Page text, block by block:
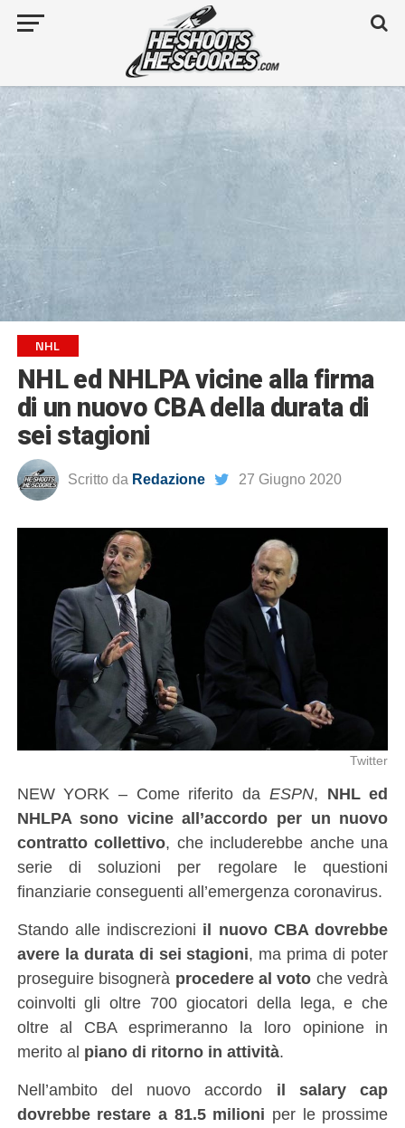
NHL
NHL ed NHLPA vicine alla firma
di un nuovo CBA della durata di
sei stagioni
Scritto da Redazione 27 Giugno 2020
Twitter
NEW YORK – Come riferito da ESPN, NHL ed
NHLPA sono vicine all’accordo per un nuovo
contratto collettivo, che includerebbe anche una
serie di soluzioni per regolare le questioni
finanziarie conseguenti all’emergenza coronavirus.
Stando alle indiscrezioni il nuovo CBA dovrebbe
avere la durata di sei stagioni, ma prima di poter
proseguire bisognerà procedere al voto che vedrà
coinvolti gli oltre 700 giocatori della lega, e che
oltre al CBA esprimeranno la loro opinione in
merito al piano di ritorno in attività.
Nell’ambito del nuovo accordo il salary cap
dovrebbe restare a 81.5 milioni per le prossime